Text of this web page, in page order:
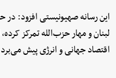
این رسانه صهیونیستی افزود:
لبنان و مهار حزب‌الله تمرکز
اقتصاد جهانی و انرژی پیش